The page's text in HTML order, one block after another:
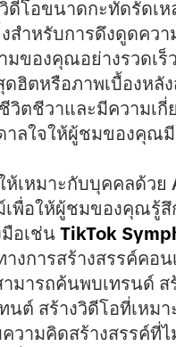
ดีโอขนาดกะทัดรัดเห
งสำหรับการดึงดูดควา
มของคุณอย่างรวดเร็
ดฮิตหรือภาพเบื้องหลั
วิตชีวาและมีความเกี่
าลใจให้ผู้ชมของคุณ
ห้เหมาะกับบุคคลด้วย
เพื่อให้ผู้ชมของคุณรู้
มือเช่น TikTok
างการสร้างสรรค์คอ
ารถค้นพบเทรนด์ ส
นต์ สร้างวิดีโอที่เหมา
วามคิดสร้างสรรค์ที่